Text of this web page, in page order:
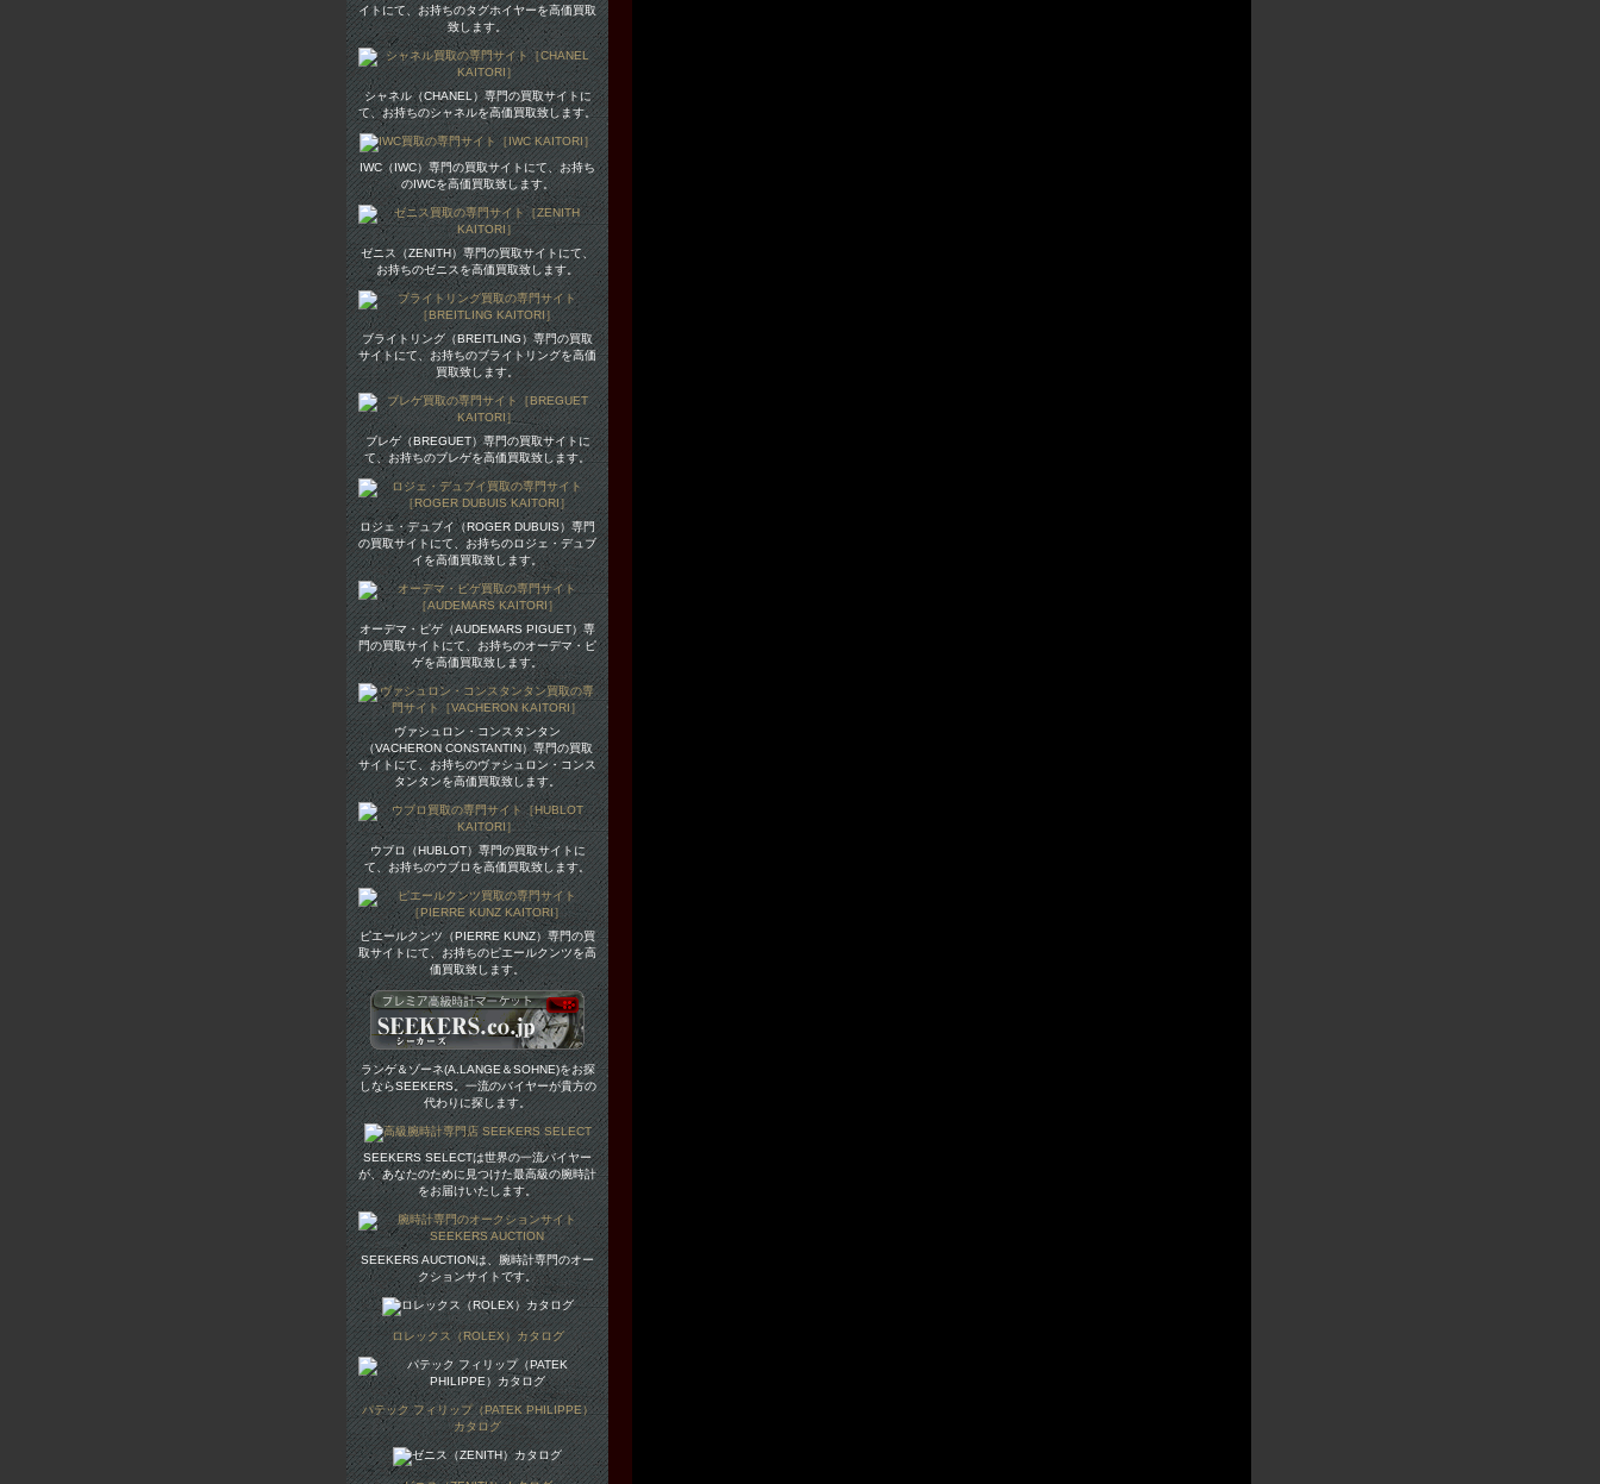
イトにて、お持ちのタグホイヤーを高価買取
致します。
シャネル（CHANEL）専門の買取サイトに
て、お持ちのシャネルを高価買取致します。
IWC（IWC）専門の買取サイトにて、お持ち
のIWCを高価買取致します。
ゼニス（ZENITH）専門の買取サイトにて、
お持ちのゼニスを高価買取致します。
ブライトリング（BREITLING）専門の買取
サイトにて、お持ちのブライトリングを高価
買取致します。
ブレゲ（BREGUET）専門の買取サイトに
て、お持ちのブレゲを高価買取致します。
ロジェ・デュブイ（ROGER DUBUIS）専門
の買取サイトにて、お持ちのロジェ・デュブ
イを高価買取致します。
オーデマ・ピゲ（AUDEMARS PIGUET）専
門の買取サイトにて、お持ちのオーデマ・ピ
ゲを高価買取致します。
ヴァシュロン・コンスタンタン
（VACHERON CONSTANTIN）専門の買取
サイトにて、お持ちのヴァシュロン・コンス
タンタンを高価買取致します。
ウブロ（HUBLOT）専門の買取サイトに
て、お持ちのウブロを高価買取致します。
ピエールクンツ（PIERRE KUNZ）専門の買
取サイトにて、お持ちのピエールクンツを高
価買取致します。
ランゲ＆ゾーネ(A.LANGE＆SOHNE)をお探
しならSEEKERS。一流のバイヤーが貴方の
代わりに探します。
SEEKERS SELECTは世界の一流バイヤー
が、あなたのために見つけた最高級の腕時計
をお届けいたします。
SEEKERS AUCTIONは、腕時計専門のオー
クションサイトです。
ロレックス（ROLEX）カタログ
パテック フィリップ（PATEK PHILIPPE）
カタログ